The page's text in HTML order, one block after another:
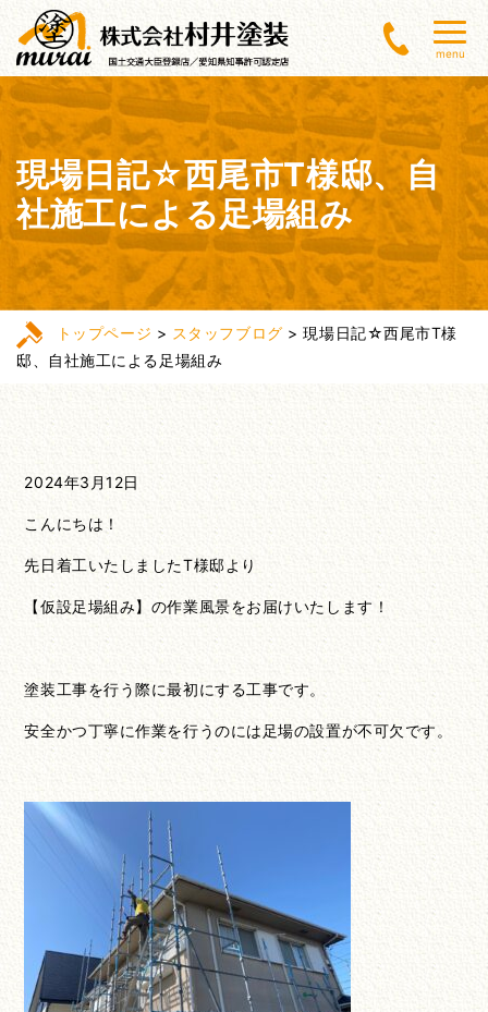
menu
現場日記☆西尾市T様邸、自
社施工による足場組み
トップページ > スタッフブログ >現場日記☆西尾市T様
邸、自社施工による足場組み
2024年3月12日
こんにちは！
先日着工いたしましたT様邸より
【仮設足場組み】の作業風景をお届けいたします！
塗装工事を行う際に最初にする工事です。
安全かつ丁寧に作業を行うのには足場の設置が不可欠です。